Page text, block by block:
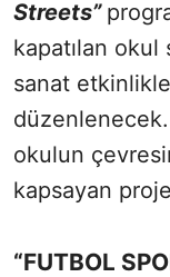
Streets”
kapatılan okul
sanat
okulun
kapsayan
“FUTBOL